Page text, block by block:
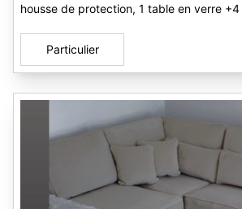
housse de protection, 1 table en verre +4
Particulier